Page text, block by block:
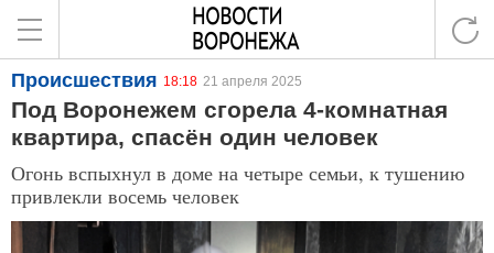
Происшествия 18:18 21 апреля 2025
Под Воронежем сгорела 4-комнатная
квартира, спасён один человек
Огонь вспыхнул в доме на четыре семьи, к тушению
привлекли восемь человек